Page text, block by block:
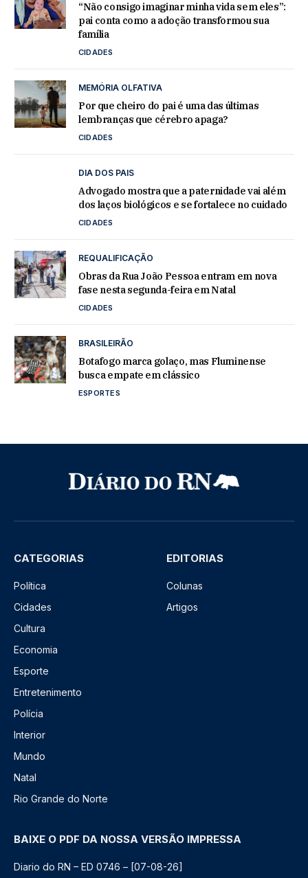
“Não consigo imaginar minha vida sem eles”:
pai conta como a adoção transformou sua
família
CIDADES
MEMÓRIA OLFATIVA
Por que cheiro do pai é uma das últimas
lembranças que cérebro apaga?
CIDADES
DIA DOS PAIS
Advogado mostra que a paternidade vai além
dos laços biológicos e se fortalece no cuidado
CIDADES
REQUALIFICAÇÃO
Obras da Rua João Pessoa entram em nova
fase nesta segunda-feira em Natal
CIDADES
BRASILEIRÃO
Botafogo marca golaço, mas Fluminense
busca empate em clássico
ESPORTES
CATEGORIAS
Política
Cidades
Cultura
Economia
Esporte
Entretenimento
Polícia
Interior
Mundo
Natal
Rio Grande do Norte
EDITORIAS
Colunas
Artigos
BAIXE O PDF DA NOSSA VERSÃO IMPRESSA
Diario do RN – ED 0746 – [07-08-26]